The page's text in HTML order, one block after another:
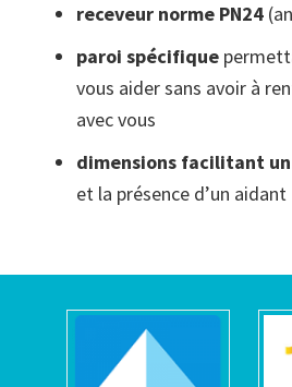
receveur norme PN24
paroi spécifique
vous aider sans avoir à
avec vous
dimensions facilitant un
et la présence d’un aidant